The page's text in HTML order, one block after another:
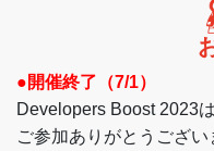
●開催終了（7/1）
Developers Boost 2023
ご参加ありがとうござい